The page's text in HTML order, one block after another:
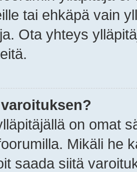
tai ehkäpä vain
Ota yhteys
on omat
Mikäli he
saada siitä